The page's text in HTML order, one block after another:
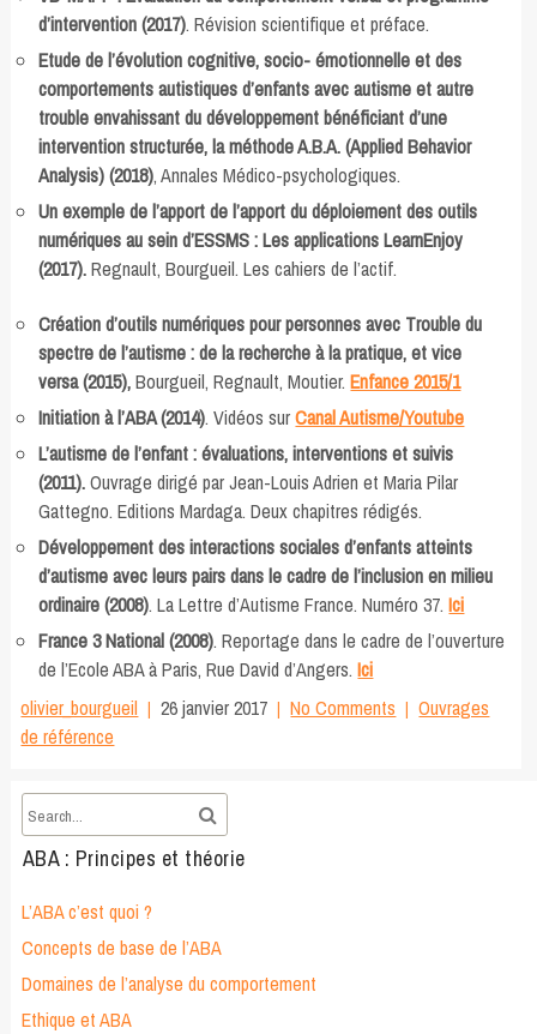
d’intervention (2017). Révision scientifique et préface.
Etude de l’évolution cognitive, socio- émotionnelle et des
comportements autistiques d’enfants avec autisme et autre
trouble envahissant du développement bénéficiant d’une
intervention structurée, la méthode A.B.A. (Applied Behavior
Analysis) (2018), Annales Médico-psychologiques.
Un exemple de l’apport de l’apport du déploiement des outils
numériques au sein d’ESSMS : Les applications LearnEnjoy
(2017).Regnault, Bourgueil. Les cahiers de l’actif.
Création d’outils numériques pour personnes avec Trouble du
spectre de l’autisme : de la recherche à la pratique, et vice
versa (2015),Bourgueil, Regnault, Moutier.Enfance 2015/1
Initiation à l’ABA (2014). Vidéos surCanal Autisme/Youtube
L’autisme de l’enfant : évaluations, interventions et suivis
(2011).Ouvrage dirigé par Jean-Louis Adrien et Maria Pilar
Gattegno. Editions Mardaga. Deux chapitres rédigés.
Développement des interactions sociales d’enfants atteints
d’autisme avec leurs pairs dans le cadre de l’inclusion en milieu
ordinaire (2008). La Lettre d’Autisme France. Numéro 37.Ici
France 3 National (2008). Reportage dans le cadre de l’ouverture
de l’Ecole ABA à Paris, Rue David d’Angers.Ici
olivier_bourgueil
26 janvier 2017 No Comments
Ouvrages
de référence
ABA : Principes et théorie
L’ABA c’est quoi ?
Concepts de base de l’ABA
Domaines de l’analyse du comportement
Ethique et ABA